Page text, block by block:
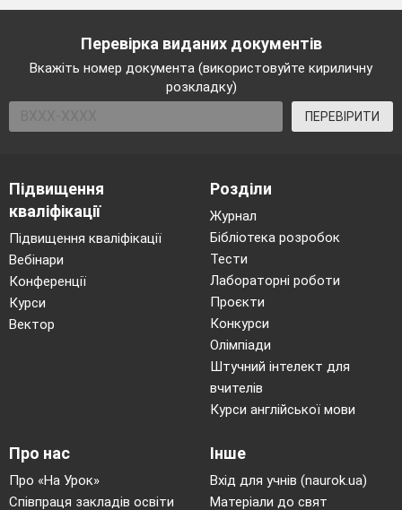
Перевірка виданих документів
Вкажіть номер документа (використовуйте кириличну
розкладку)
ПЕРЕВІРИТИ
Підвищення
кваліфікації
Підвищення кваліфікації
Вебінари
Конференції
Курси
Вектор
Розділи
Журнал
Бібліотека розробок
Тести
Лабораторні роботи
Проєкти
Конкурси
Олімпіади
Штучний інтелект для
вчителів
Курси англійської мови
Про нас
Про «На Урок»
Співпраця закладів освіти
Інше
Вхід для учнів (naurok.ua)
Матеріали до свят